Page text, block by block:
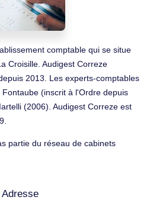
comptable qui se situe
Croisille. Audigest Correze
2013. Les experts-comptables
(inscrit à l'Ordre depuis
(2006). Audigest Correze est
partie du réseau de cabinets
Adresse